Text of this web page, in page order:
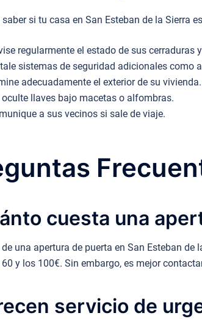
saber si tu casa en San Esteban de la Sierra
regularmente el estado de sus cerraduras
sistemas de seguridad adicionales como
adecuadamente el exterior de su vivienda.
oculte llaves bajo macetas o alfombras.
a sus vecinos si sale de viaje.
cuesta una
de una apertura de puerta en San Esteban
y los 100€. Sin embargo, es mejor
servicio de